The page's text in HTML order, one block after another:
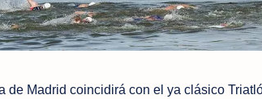
de Madrid coincidirá con el ya clásico